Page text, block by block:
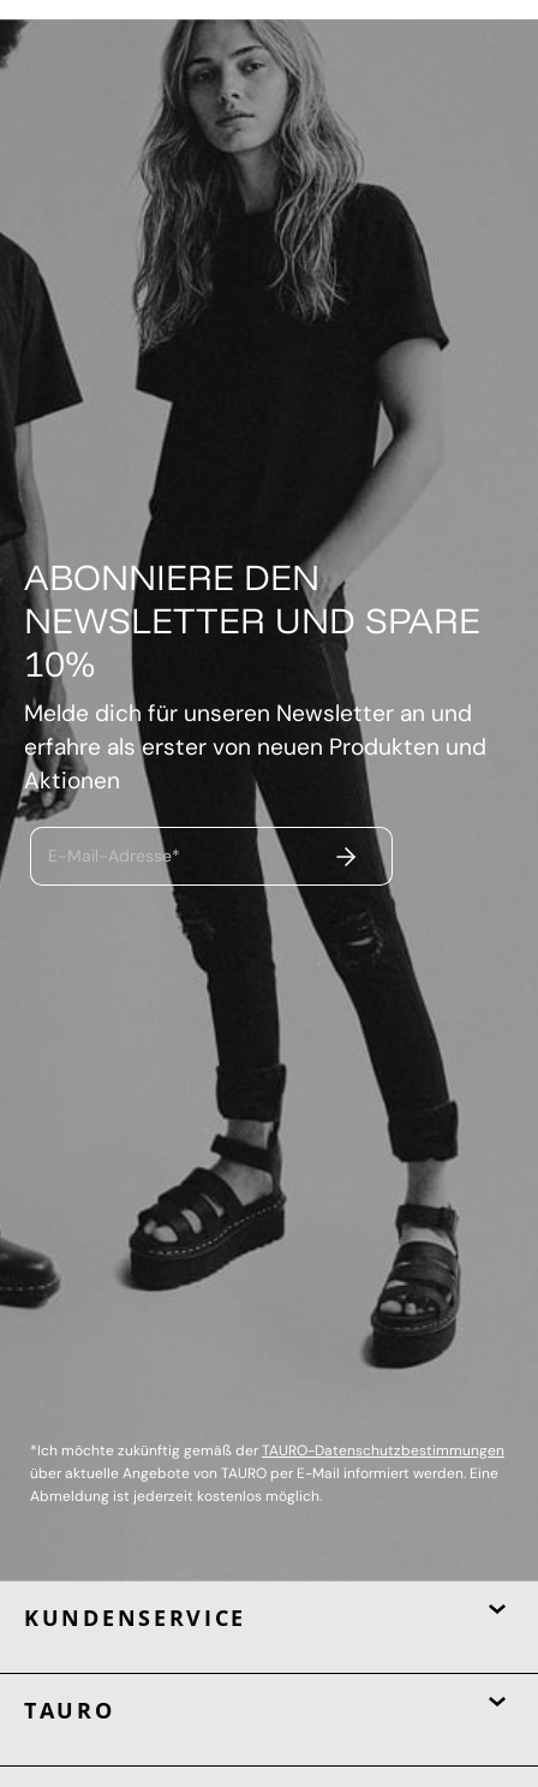
ABONNIERE DEN
NEWSLETTER UND SPARE
10%
Melde dich für unseren Newsletter an und
erfahre als erster von neuen Produkten und
Aktionen
E-Mail-Adresse* ABSENDEN
*Ich möchte zukünftig gemäß derTAURO-Datenschutzbestimmungen
über aktuelle Angebote von TAURO per E-Mail informiert werden. Eine
Abmeldung ist jederzeit kostenlos möglich.
KUNDENSERVICE
TAURO